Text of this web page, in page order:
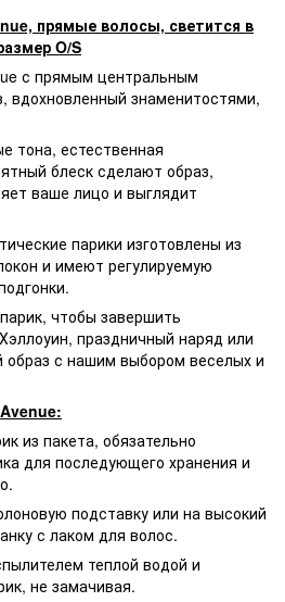
прямые волосы, светится в
O/S
с прямым центральным
вдохновленный знаменитостями,
тона, естественная
блеск сделают образ,
ваше лицо и выглядит
парики изготовлены из
и имеют регулируемую
чтобы завершить
праздничный наряд или
образ с нашим выбором веселых и
из пакета, обязательно
для последующего хранения и
подставку или на высокий
с лаком для волос.
теплой водой и
не замачивая.